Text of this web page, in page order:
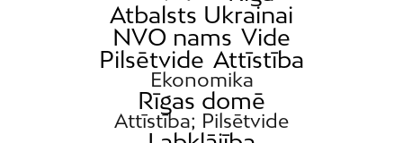
Atbalsts Ukrainai
NVO nams Vide
Pilsētvide Attīstība
Ekonomika
Rīgas domē
Attīstība; Pilsētvide